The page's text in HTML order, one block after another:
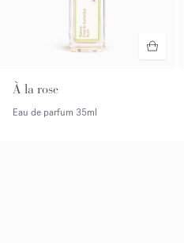
À la rose
Eau de parfum 35ml